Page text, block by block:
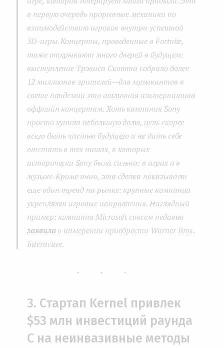
в первую очередь прорывные механики по
взаимодействию игроков внутри успешной
3D-игры. Концерты, проведенные в Fortnite,
тоже открывают много дверей в будущем:
выступление Трэвиса Скотта собрало более
12 миллионов зрителей — для музыкантов в
свете пандемии это отличная альтернатива
оффлайн концертам. Хоть компания Sony
просто купила небольшую долю, цель скорее
всего быть частью будущего и не дать себе
отстать в тех нишах, в которых
исторически Sony была сильна: в играх и в
музыке. Кроме того, эта сделка показывает
еще один тренд на рынке: крупные компании
укрепляют игровые направления. Наглядный
пример: компания Microsoft совсем недавно
заявила о намерении приобрести Warner Bros.
Interactive.
...
3. Стартап Kernel привлек
$53 млн инвестиций раунда
С на неинвазивные методы